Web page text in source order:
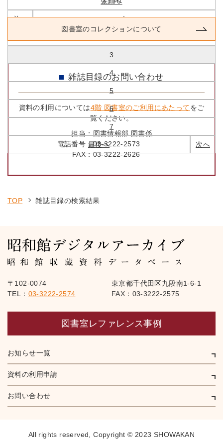
前へ 1
3
4
5
6
7
次へ
最後へ
図書室のコレクションについて
雑誌目録のお問い合わせ
資料の利用については4階 図書室のご利用にあたってをご
覧ください。
担当：図書情報部 図書係
電話番号：03-3222-2573
FAX：03-3222-2626
TOP 雑誌目録の検索結果
〒102-0074
東京都千代田区九段南1-6-1
TEL： 03-3222-2574 FAX：03-3222-2575
図書室レファレンス事例
お知らせ一覧
資料の利用申請
お問い合わせ
All rights reserved,Copyright © 2023 SHOWAKAN